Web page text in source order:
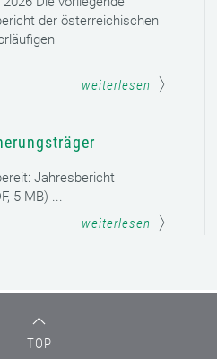
der österreichischen
5 MB) ...